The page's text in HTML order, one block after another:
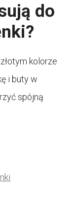
do
kolorze
i buty w
spójną